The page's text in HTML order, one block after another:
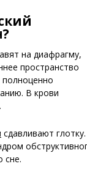
на диафрагму,
пространство
полноценно
В крови
сдавливают глотку.
сне.